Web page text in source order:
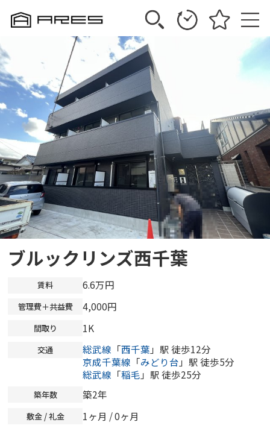
ブルックリンズ西千葉
賃料 6.6万円
管理費＋共益費 4,000円
間取り 1K
交通 総武線 「西千葉 」駅 徒歩12分
京成千葉線 「みどり台 」駅 徒歩5分
総武線 「稲毛 」駅 徒歩25分
築年数 築2年
敷金 / 礼金 1ヶ月 /0ヶ月